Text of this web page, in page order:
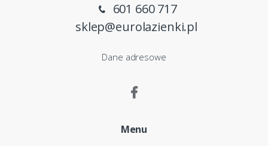
601 660 717
sklep@eurolazienki.pl
Dane adresowe
Menu